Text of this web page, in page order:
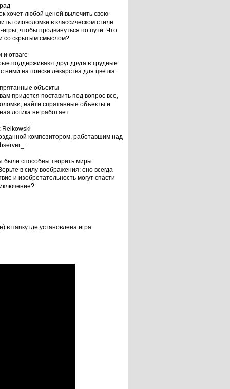
хочет любой ценой вылечить свою
головоломки в классическом стиле
чтобы продвинуться по пути. Что
со скрытым смыслом?
отваге
поддерживают друг друга в трудные
на поиски лекарства для цветка.
объекты
придется поставить под вопрос все,
найти спрятанные объекты и
логика не работает.
Reikowski
композитором, работавшим над
были способны творить миры
в силу воображения: оно всегда
и изобретательность могут спасти
в папку где установлена игра